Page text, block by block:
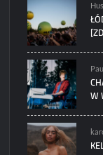
W